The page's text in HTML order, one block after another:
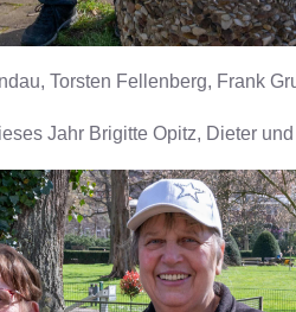
Torsten Fellenberg, Frank
Jahr Brigitte Opitz, Dieter